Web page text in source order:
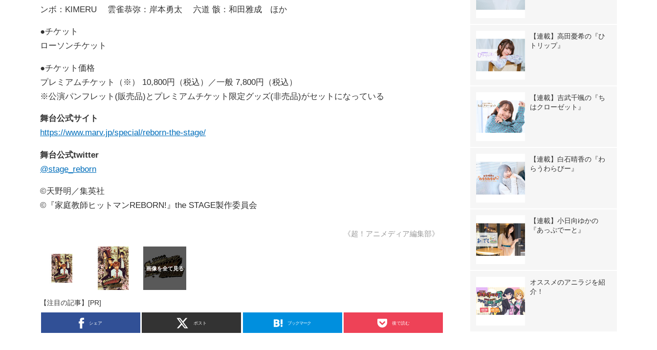
ンボ：KIMERU 雲雀恭弥：岸本勇太 六道 骸：和田雅成 ほか
●チケット
ローソンチケット
●チケット価格
プレミアムチケット（※） 10,800円（税込）／一般 7,800円（税込）
※公演パンフレット(販売品)とプレミアムチケット限定グッズ(非売品)がセットになっている
舞台公式サイト
https://www.marv.jp/special/reborn-the-stage/
舞台公式twitter
@stage_reborn
©天野明／集英社
©『家庭教師ヒットマンREBORN!』the STAGE製作委員会
《超！アニメディア編集部》
【注目の記事】[PR]
シェア ポスト ブックマーク 後で読む
【連載】高田憂希の『ひ
トリップ』
【連載】吉武千颯の『ち
はクローゼット』
【連載】白石晴香の『わ
らうわらびー』
【連載】小日向ゆかの
『あっぷでーと』
オススメのアニラジを紹
介！